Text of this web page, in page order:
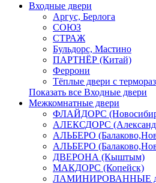
Входные двери
Аргус, Берлога
СОЮЗ
СТРАЖ
Бульдорс, Мастино
ПАРТНЁР (Китай)
Феррони
Тёплые двери с
Показать все Входные двери
Межкомнатные двери
ФЛАЙДОРС
АЛЕКСДОРС
АЛЬБЕРО
АЛЬБЕРО
ДВЕРОНА (Кыштым)
МАКДОРС (Копейск)
ЛАМИНИРОВАННЫЕ